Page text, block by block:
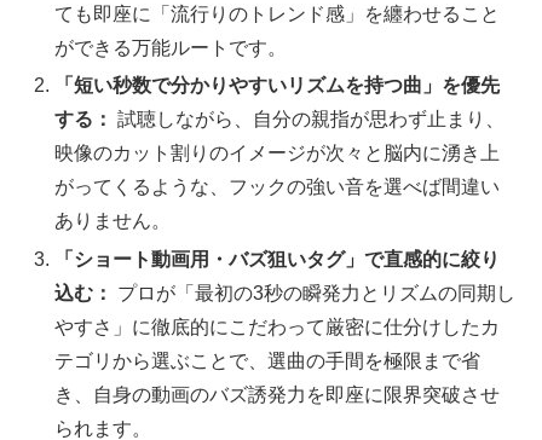
ても即座に「流行りのトレンド感」を纏わせること
ができる万能ルートです。
「短い秒数で分かりやすいリズムを持つ曲」を優先
する： 試聴しながら、自分の親指が思わず止まり、
映像のカット割りのイメージが次々と脳内に湧き上
がってくるような、フックの強い音を選べば間違い
ありません。
「ショート動画用・バズ狙いタグ」で直感的に絞り
込む：
プロが「最初の3秒の瞬発力とリズムの同期し
やすさ」に徹底的にこだわって厳密に仕分けしたカ
テゴリから選ぶことで、選曲の手間を極限まで省
き、自身の動画のバズ誘発力を即座に限界突破させ
られます。